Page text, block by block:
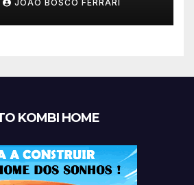
JOÃO BOSCO FERRARI
KOMBI HOME